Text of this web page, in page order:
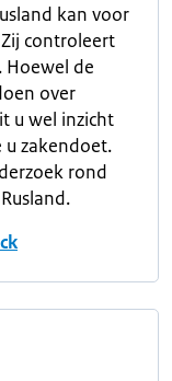
kan voor
controleert
Hoewel de
over
u wel inzicht
u zakendoet.
rond